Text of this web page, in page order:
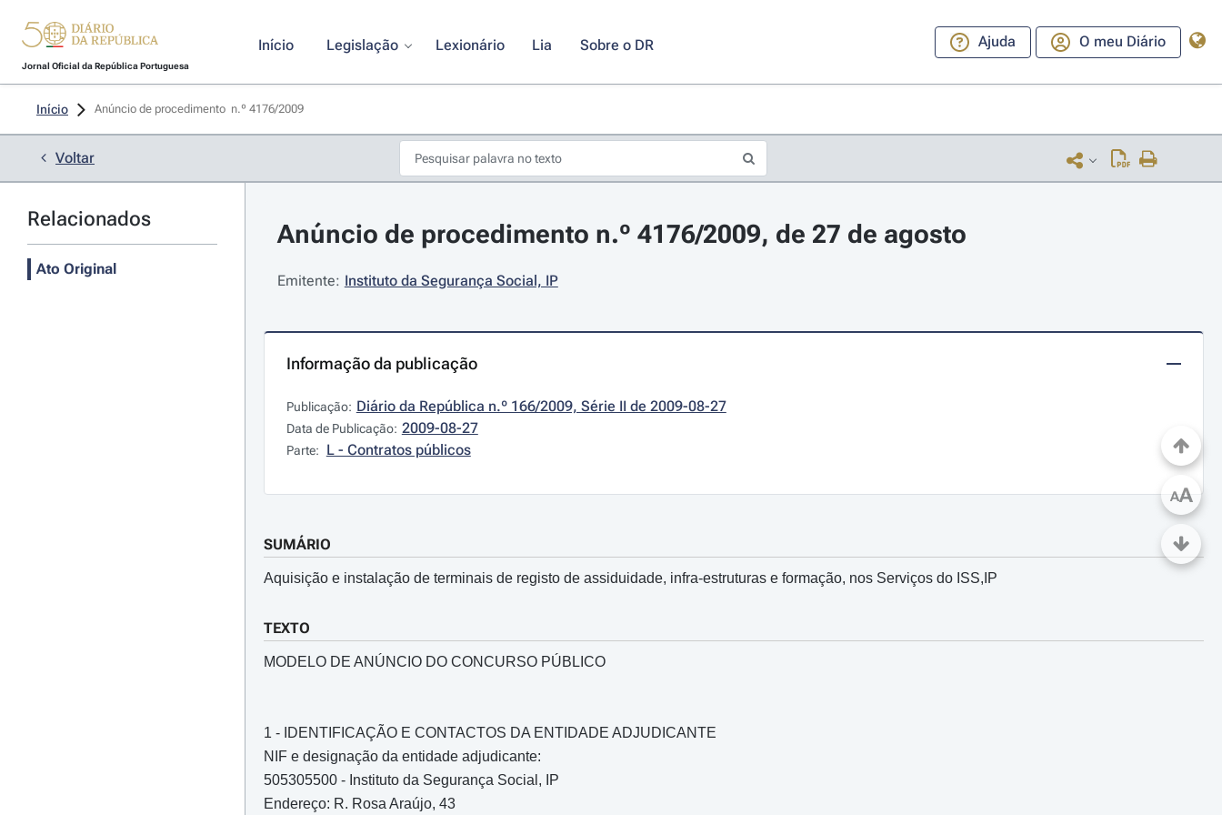
Jornal Oficial da República Portuguesa
Início Legislação Lexionário Lia Sobre o DR Ajuda O meu Diário
Início Anúncio de procedimento  n.º 4176/2009
Voltar
Relacionados
Ato Original
Anúncio de procedimento n.º 4176/2009, de 27 de agosto
Emitente: Instituto da Segurança Social, IP
Informação da publicação
Publicação: Diário da República n.º 166/2009, Série II de 2009-08-27
Data de Publicação: 2009-08-27
Parte: L - Contratos públicos
SUMÁRIO
Aquisição e instalação de terminais de registo de assiduidade, infra-estruturas e formação, nos Serviços do ISS,IP
TEXTO
MODELO DE ANÚNCIO DO CONCURSO PÚBLICO
1 - IDENTIFICAÇÃO E CONTACTOS DA ENTIDADE ADJUDICANTE
NIF e designação da entidade adjudicante:
505305500 - Instituto da Segurança Social, IP
Endereço: R. Rosa Araújo, 43
AA